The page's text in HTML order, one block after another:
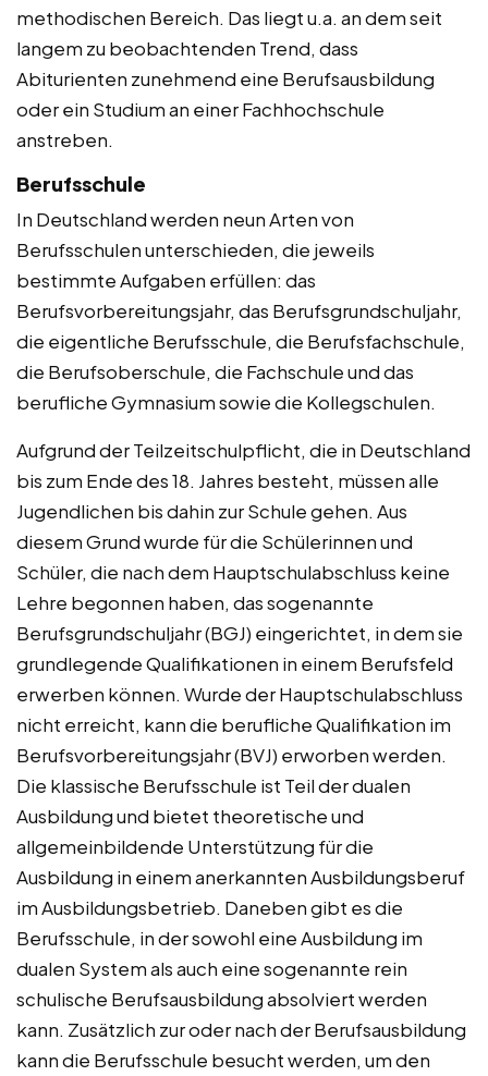
methodischen Bereich. Das liegt u.a. an dem seit
langem zu beobachtenden Trend, dass
Abiturienten zunehmend eine Berufsausbildung
oder ein Studium an einer Fachhochschule
anstreben.
Berufsschule
In Deutschland werden neun Arten von
Berufsschulen unterschieden, die jeweils
bestimmte Aufgaben erfüllen: das
Berufsvorbereitungsjahr, das Berufsgrundschuljahr,
die eigentliche Berufsschule, die Berufsfachschule,
die Berufsoberschule, die Fachschule und das
berufliche Gymnasium sowie die Kollegschulen.
Aufgrund der Teilzeitschulpflicht, die in Deutschland
bis zum Ende des 18. Jahres besteht, müssen alle
Jugendlichen bis dahin zur Schule gehen. Aus
diesem Grund wurde für die Schülerinnen und
Schüler, die nach dem Hauptschulabschluss keine
Lehre begonnen haben, das sogenannte
Berufsgrundschuljahr (BGJ) eingerichtet, in dem sie
grundlegende Qualifikationen in einem Berufsfeld
erwerben können. Wurde der Hauptschulabschluss
nicht erreicht, kann die berufliche Qualifikation im
Berufsvorbereitungsjahr (BVJ) erworben werden.
Die klassische Berufsschule ist Teil der dualen
Ausbildung und bietet theoretische und
allgemeinbildende Unterstützung für die
Ausbildung in einem anerkannten Ausbildungsberuf
im Ausbildungsbetrieb. Daneben gibt es die
Berufsschule, in der sowohl eine Ausbildung im
dualen System als auch eine sogenannte rein
schulische Berufsausbildung absolviert werden
kann. Zusätzlich zur oder nach der Berufsausbildung
kann die Berufsschule besucht werden, um den